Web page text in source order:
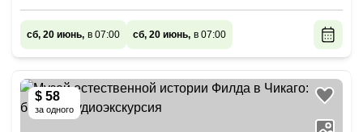
сб, 20 июнь, в 07:00 сб, 20 июнь, в 07:00
$ 58
за одного